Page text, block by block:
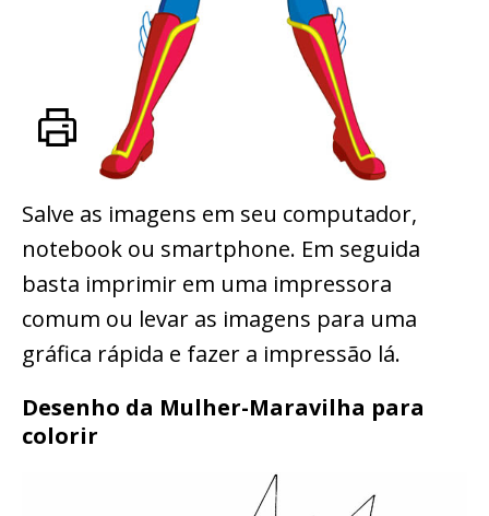
Salve as imagens em seu computador,
notebook ou smartphone. Em seguida
basta imprimir em uma impressora
comum ou levar as imagens para uma
gráfica rápida e fazer a impressão lá.
Desenho da Mulher-Maravilha para
colorir